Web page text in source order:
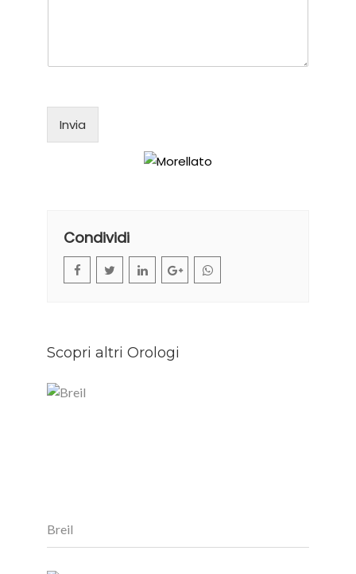
Invia
Condividi
Scopri altri Orologi
Breil